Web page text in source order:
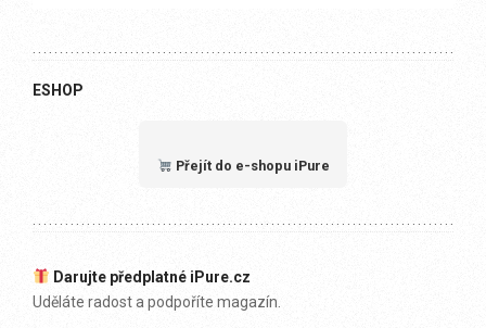
ESHOP
Přejít do e-shopu iPure
Darujte předplatné iPure.cz
Uděláte radost a podpoříte magazín.